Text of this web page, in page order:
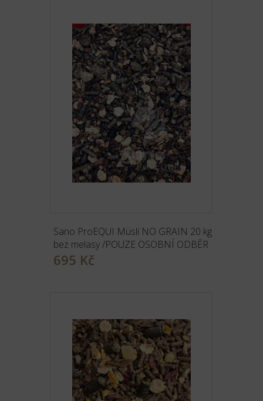
Sano ProEQUI Müsli NO GRAIN 20 kg
bez melasy /POUZE OSOBNÍ ODBĚR
695 Kč